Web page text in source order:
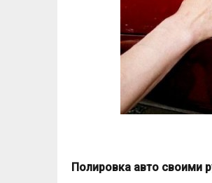
Полировка авто своими